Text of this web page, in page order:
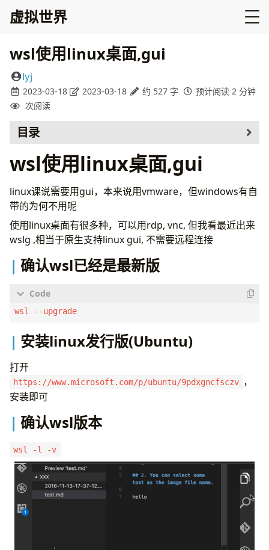
虚拟世界
wsl使用linux桌面,gui
lyj
2023-03-18 2023-03-18 约 527 字
预计阅读 2 分钟
次阅读
目录
确认wsl已经是最新版
安装linux发行版(Ubuntu)
确认wsl版本
换源
启用systemd
安装桌面应用
运行
两种方式，一是和windows融合，很装x，不知
道为啥一定要sudo才能运行
中文乱码
wsl使用linux桌面,gui
linux课说需要用gui，本来说用vmware，但windows有自
带的为何不用呢
使用linux桌面有很多种，可以用rdp, vnc, 但我看最近出来
wslg ,相当于原生支持linux gui, 不需要远程连接
确认wsl已经是最新版
安装linux发行版(Ubuntu)
打开
https://www.microsoft.com/p/ubuntu/9pdxgncfsczv ，
安装即可
确认wsl版本
wsl -l -v